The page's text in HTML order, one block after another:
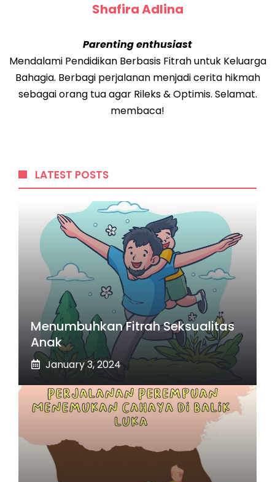
Shafira Adlina
Parenting enthusiast
Mendalami Pendidikan Berbasis Fitrah untuk Keluarga
Bahagia. Berbagi perjalanan menjadi cerita hikmah
sebagai orang tua agar Rileks & Optimis. Selamat.
membaca!
LATEST POSTS
Menumbuhkan Fitrah Seksualitas
Anak
January 3, 2024